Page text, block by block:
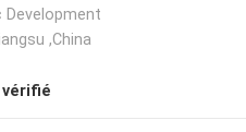
Development
,China
vérifié